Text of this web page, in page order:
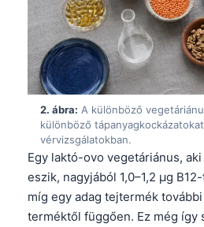
2. ábra: A különböző
különböző
vérvizsgálatokban.
Egy laktó-ovo vegetáriánus,
eszik, nagyjából 1,0–1,2 µg
míg egy adag tejtermék
terméktől függően. Ez még így